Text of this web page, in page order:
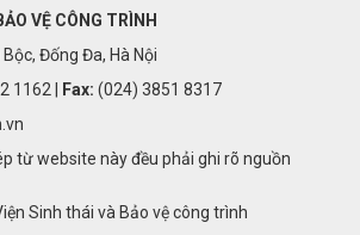
VỆ CÔNG TRÌNH
Đống Đa, Hà Nội
1162 | Fax: (024) 3851 8317
từ website này đều phải ghi rõ nguồn
Sinh thái và Bảo vệ công trình